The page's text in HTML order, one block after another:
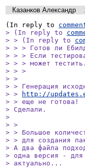
Казанков Александр
(In reply to
> (In reply to
> > (In reply to
> > > Готов ли
> > > Если
> > > может тестить.
> > >
> >
> > Генерация
> >
http://
> > еще не готова!
> Сделали.
>
> >
> > Большое
> > для создания
> А два файла
> одна версия - для
> актуально...